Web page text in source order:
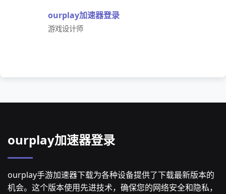
ourplay加速器登录
游戏设计师
ourplay加速器登录
ourplay手游加速器下载为各种设备提供了下载最新版本的
机会。这个版本使用先进技术，确保您的网络安全和隐私，